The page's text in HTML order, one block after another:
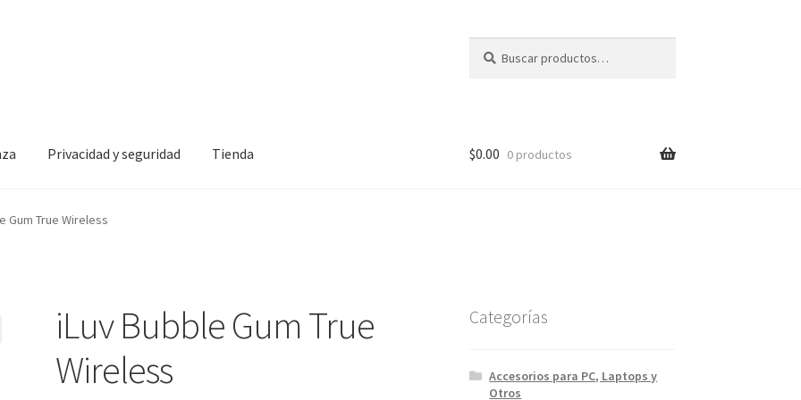
por:
Privacidad y seguridad Tienda
y seguridad
$0.00 0 productos
Gum True Wireless
iLuv Bubble Gum True
Wireless
Categorías
Accesorios para PC, Laptops y
Otros